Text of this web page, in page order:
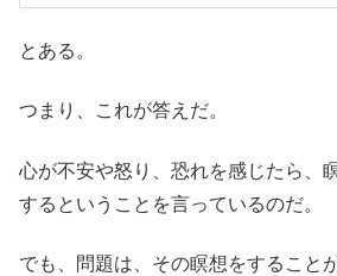
とある。
つまり、これが答えだ。
心が不安や怒り、恐れを感じたら、
するということを言っているのだ。
でも、問題は、その瞑想をすること